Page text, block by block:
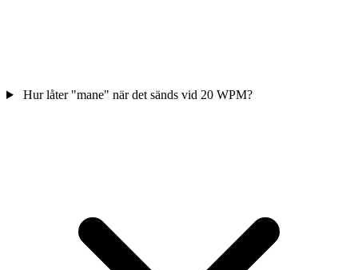
Hur låter "mane" när det sänds vid 20 WPM?